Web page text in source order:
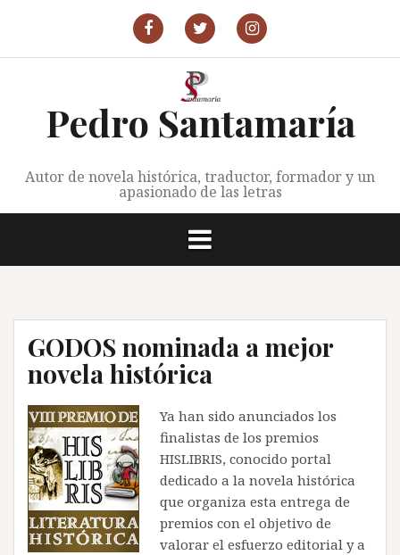
contenido
P.Santamaría
en
Facebook
P.Santamaría
en
X
P.
Santamaría
Pedro Santamaría
Autor de novela histórica, traductor, formador y un
apasionado de las letras
GODOS nominada a mejor
novela histórica
Ya han sido anunciados los
finalistas de los premios
HISLIBRIS, conocido portal
dedicado a la novela histórica
que organiza esta entrega de
premios con el objetivo de
valorar el esfuerzo editorial y a